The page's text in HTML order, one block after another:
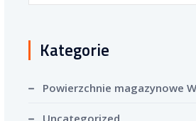
k
a
Kategorie
Powierzchnie magazynowe
Uncategorized